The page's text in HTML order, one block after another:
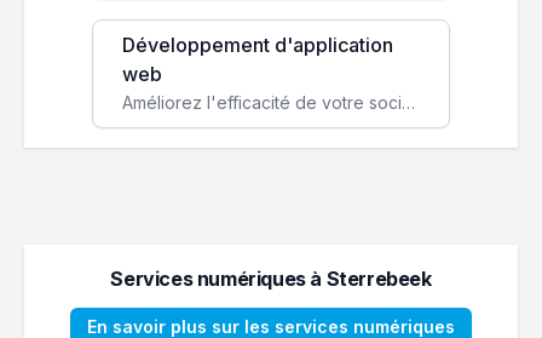
Développement d'application
web
Améliorez l'efficacité de votre société avec une application web personnalisée accessible partout et tout le temps.
Services numériques à Sterrebeek
En savoir plus sur les services numériques